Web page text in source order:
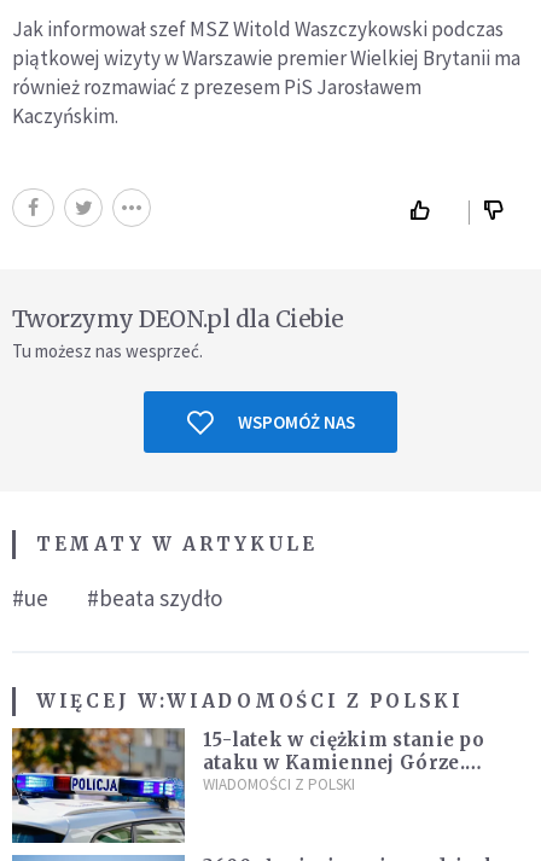
Jak informował szef MSZ Witold Waszczykowski podczas
piątkowej wizyty w Warszawie premier Wielkiej Brytanii ma
również rozmawiać z prezesem PiS Jarosławem
Kaczyńskim.
Tworzymy DEON.pl dla Ciebie
Tu możesz nas wesprzeć.
WSPOMÓŻ NAS
TEMATY W ARTYKULE
#ue #beata szydło
WIĘCEJ W:WIADOMOŚCI Z POLSKI
15-latek w ciężkim stanie po
ataku w Kamiennej Górze.
Policja zatrzymała dwóch
WIADOMOŚCI Z POLSKI